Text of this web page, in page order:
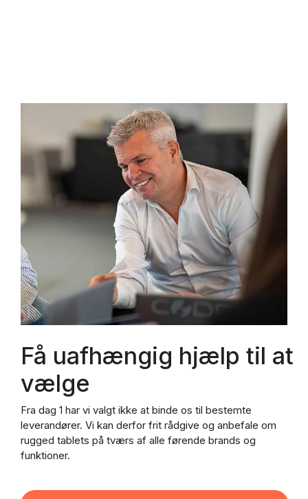
Få uafhængig hjælp til at
vælge
Fra dag 1 har vi valgt ikke at binde os til bestemte
leverandører. Vi kan derfor frit rådgive og anbefale om
rugged tablets på tværs af alle førende brands og
funktioner.